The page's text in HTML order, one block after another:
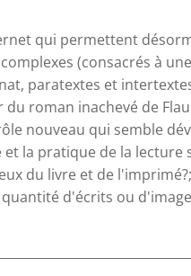
qui permettent
(consacrés à
paratextes et
roman inachevé de
nouveau qui semble
la pratique de la
du livre et de
d'écrits ou